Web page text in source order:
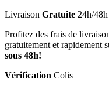
Livraison Gratuite 24h/48h
Profitez des frais de
gratuitement et rapidement
sous 48h!
Vérification Colis